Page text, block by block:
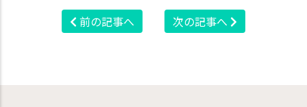
前の記事へ 次の記事へ